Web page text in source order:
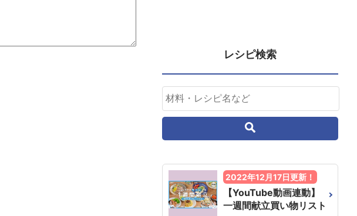
レシピ検索
2022年12月17日更新！
【YouTube動画連動】
一週間献立買い物リスト